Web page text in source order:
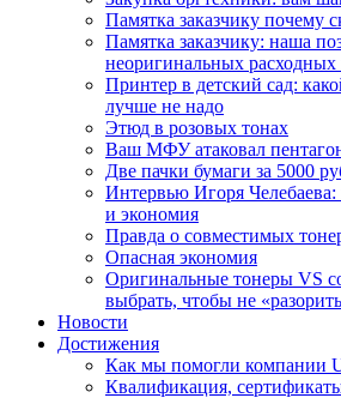
Памятка заказчику почему
Памятка заказчику: наша
неоригинальных расходных
Принтер в детский сад:
лучше не надо
Этюд в розовых тонах
Ваш МФУ атаковал
Две пачки бумаги за 5000
Интервью Игоря Челебаева:
и экономия
Правда о совместимых
Опасная экономия
Оригинальные тонеры VS
выбрать, чтобы не
Новости
Достижения
Как мы помогли компании
Квалификация,